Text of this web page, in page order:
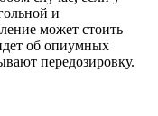
и
может стоить
об опиумных
передозировку.